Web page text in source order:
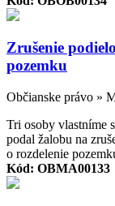
Zrušenie
pozemku
Občianske právo »
Tri osoby vlastníme
podal žalobu na
o rozdelenie
Kód: OBMA00133